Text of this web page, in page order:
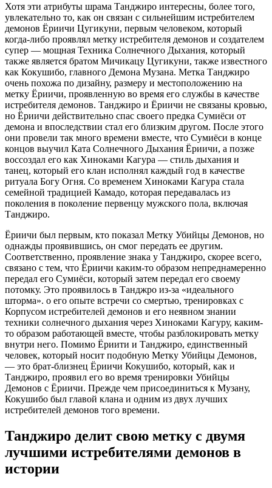
Хотя эти атрибуты шрама Танджиро интересны, более того,
увлекательно то, как он связан с сильнейшим истребителем
демонов Ёриичи Цугикуни, первым человеком, который
когда-либо проявлял метку истребителя демонов и создателем
супер — мощная Техника Солнечного Дыхания, который
также является братом Мичикацу Цугикуни, также известного
как Кокушибо, главного Демона Музана. Метка Танджиро
очень похожа по дизайну, размеру и местоположению на
метку Ёриичи, проявленную во время его службы в качестве
истребителя демонов. Танджиро и Ёриичи не связаны кровью,
но Ёриичи действительно спас своего предка Сумиёси от
демона и впоследствии стал его близким другом. После этого
они провели так много времени вместе, что Сумиёси в конце
концов выучил Ката Солнечного Дыхания Ёриичи, а позже
воссоздал его как Хиноками Кагура — стиль дыхания и
танец, который его клан исполнял каждый год в качестве
ритуала Богу Огня. Со временем Хиноками Кагура стала
семейной традицией Камадо, которая передавалась из
поколения в поколение первенцу мужского пола, включая
Танджиро.
Ёриичи был первым, кто показал Метку Убийцы Демонов, но
однажды проявившись, он смог передать ее другим.
Соответственно, проявление знака у Танджиро, скорее всего,
связано с тем, что Ёриичи каким-то образом непреднамеренно
передал его Сумиёси, который затем передал его своему
потомку. Это проявилось в Танджро из-за «идеального
шторма». о его опыте встречи со смертью, тренировках с
Корпусом истребителей демонов и его неявном знании
техники солнечного дыхания через Хиноками Кагуру, каким-
то образом работающей вместе, чтобы разблокировать метку
внутри него. Помимо Ёриити и Танджиро, единственный
человек, который носит подобную Метку Убийцы Демонов,
— это брат-близнец Ёриичи Кокушибо, который, как и
Танджиро, проявил его во время тренировки Убийцы
Демонов с Ёриичи. Прежде чем присоединиться к Музану,
Кокушибо был главой клана и одним из двух лучших
истребителей демонов того времени.
Танджиро делит свою метку с двумя
лучшими истребителями демонов в
истории